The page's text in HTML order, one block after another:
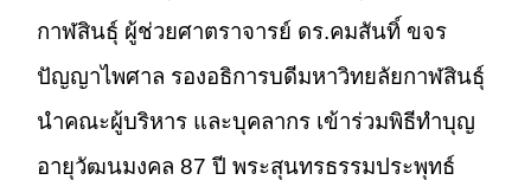
กาฬสินธุ์ ผู้ช่วยศาตราจารย์ ดร.คมสันทิ์ ขจร
ปัญญาไพศาล รองอธิการบดีมหาวิทยลัยกาฬสินธุ์
นำคณะผู้บริหาร และบุคลากร เข้าร่วมพิธีทำบุญ
อายุวัฒนมงคล 87 ปี พระสุนทรธรรมประพุทธ์